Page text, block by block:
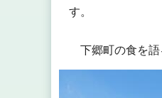
す。
下郷町の食を語